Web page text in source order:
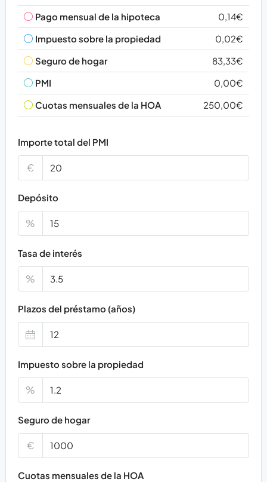
Pago mensual de la hipoteca
0,14€
Impuesto sobre la propiedad
0,02€
Seguro de hogar
83,33€
PMI
0,00€
Cuotas mensuales de la HOA
250,00€
Importe total del PMI
€
Depósito
%
Tasa de interés
%
Plazos del préstamo (años)
Impuesto sobre la propiedad
%
Seguro de hogar
€
Cuotas mensuales de la HOA